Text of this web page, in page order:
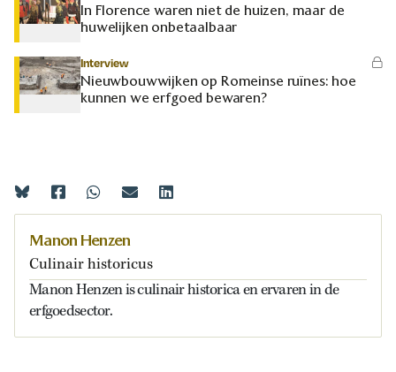
In Florence waren niet de huizen, maar de
huwelijken onbetaalbaar
Interview
Nieuwbouwwijken op Romeinse ruïnes: hoe
kunnen we erfgoed bewaren?
Manon Henzen
Culinair historicus
Manon Henzen is culinair historica en ervaren in de
erfgoedsector.